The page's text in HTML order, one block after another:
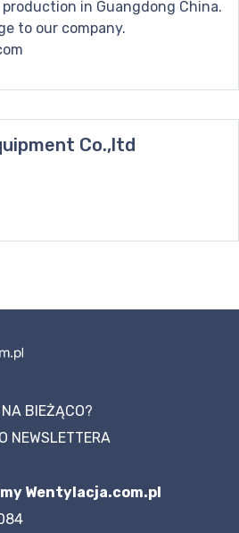
in Guangdong China.
to our company.
Co.,ltd
BIEŻĄCO?
NEWSLETTERA
Wentylacja.com.pl